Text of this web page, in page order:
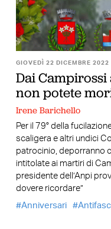
GIOVEDÌ 22 DICEMBRE 2022
Dai
non potete
Irene Barichello
Per il 79° della
scaligera e altri undici
patrocinio, deporranno
intitolate ai martiri di
presidente dell’Anpi
dovere ricordare”
Anniversari